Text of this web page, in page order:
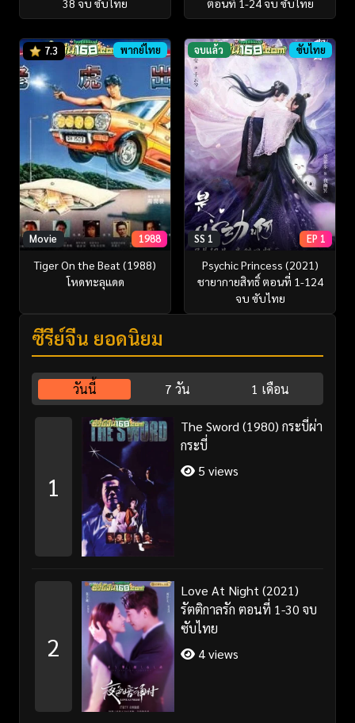
7.3 พากย์ไทย
Movie 1988
Tiger On the Beat (1988)
โหดทะลุแดด
จบแล้ว ซับไทย
SS 1 EP 1
Psychic Princess (2021)
ชายากายสิทธิ์ ตอนที่ 1-124
จบ ซับไทย
ซีรี่ย์จีน ยอดนิยม
วันนี้ 7 วัน 1 เดือน
1
The Sword (1980) กระบี่ผ่า
กระบี่
5 views
2
Love At Night (2021)
รัตติกาลรัก ตอนที่ 1-30 จบ
ซับไทย
4 views